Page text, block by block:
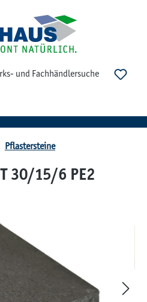
und Fachhändlersuche Du
0 Positionen. Der Gesamtwert
Pflastersteine
30/15/6 PE2